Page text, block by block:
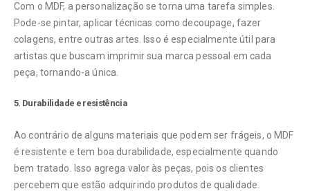
Com o MDF, a personalização se torna uma tarefa simples.
Pode-se pintar, aplicar técnicas como decoupage, fazer
colagens, entre outras artes. Isso é especialmente útil para
artistas que buscam imprimir sua marca pessoal em cada
peça, tornando-a única.
5. Durabilidade e resistência
Ao contrário de alguns materiais que podem ser frágeis, o MDF
é resistente e tem boa durabilidade, especialmente quando
bem tratado. Isso agrega valor às peças, pois os clientes
percebem que estão adquirindo produtos de qualidade.